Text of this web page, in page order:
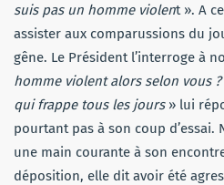
suis pas un homme violent ». A
assister aux comparussions du
gêne. Le Président l’interroge à
homme violent alors selon vous ?
qui frappe tous les jours » lui
pourtant pas à son coup d’essai.
une main courante à son
déposition, elle dit avoir été